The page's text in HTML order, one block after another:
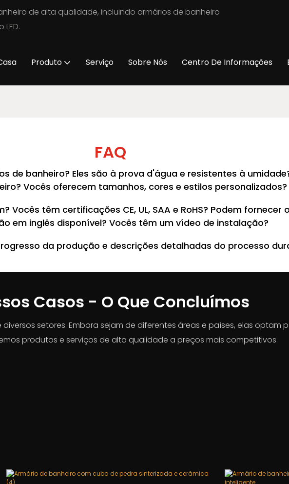
de alta qualidade, incluindo armários de banheiro
Produto Serviço Sobre Nós Centro De Informações
FAQ
de banheiro? Eles são à prova d'água e resistentes à
Vocês oferecem tamanhos, cores e estilos personalizados?
Vocês têm certificações CE, UL, SAA e RoHS? Podem fornecer
em inglês disponível? Vocês têm um vídeo de instalação?
da produção e descrições detalhadas do processo
Casos - O Que Concluímos
setores. Embora sejam de diferentes áreas e países, elas
produtos e serviços de alta qualidade a preços mais competitivos.